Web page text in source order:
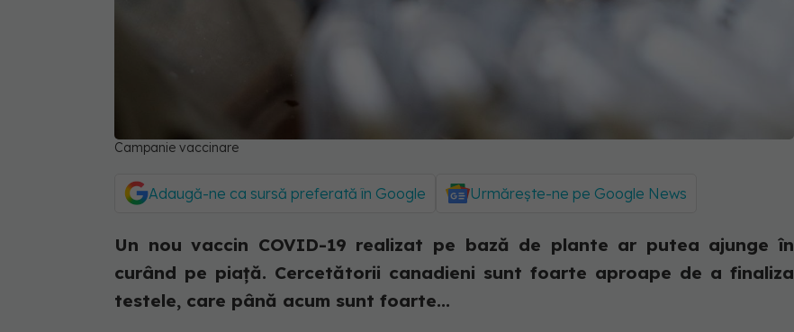
Campanie vaccinare
Adaugă-ne ca sursă preferată în Google Urmărește-ne pe Google News
Un nou vaccin COVID-19 realizat pe bază de plante ar putea ajunge în
curând pe piață. Cercetătorii canadieni sunt foarte aproape de a finaliza
testele, care până acum sunt foarte...